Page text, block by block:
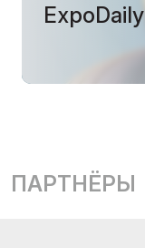
ExpoDaily
ПАРТНЁРЫ